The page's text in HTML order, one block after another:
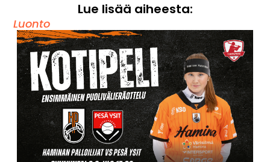
Lue lisää aiheesta:
Luonto